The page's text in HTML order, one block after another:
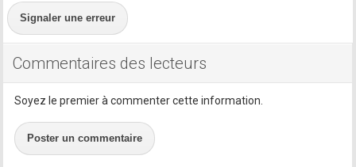
Signaler une erreur
Commentaires des lecteurs
Soyez le premier à commenter cette information.
Poster un commentaire